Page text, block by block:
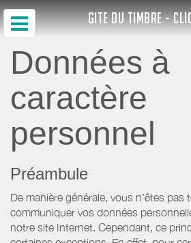
GITE DU TIMBRE -
Données à
caractère
personnel
Préambule
De manière générale, vous n’êtes pas
communiquer vos données
notre site Internet. Cependant, ce